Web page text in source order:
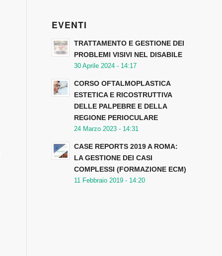
EVENTI
TRATTAMENTO E GESTIONE DEI
PROBLEMI VISIVI NEL DISABILE
30 Aprile 2024 - 14:17
CORSO OFTALMOPLASTICA
ESTETICA E RICOSTRUTTIVA
DELLE PALPEBRE E DELLA
REGIONE PERIOCULARE
24 Marzo 2023 - 14:31
CASE REPORTS 2019 A ROMA:
LA GESTIONE DEI CASI
COMPLESSI (FORMAZIONE ECM)
11 Febbraio 2019 - 14:20